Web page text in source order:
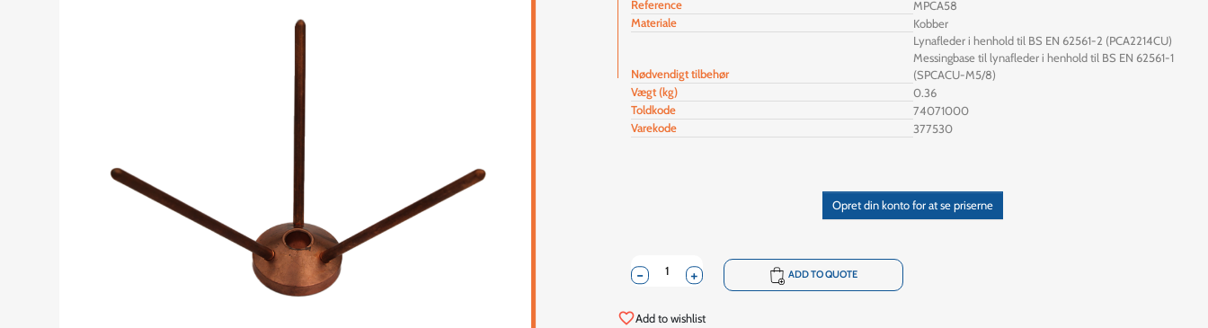
Reference
MPCA58
Materiale
Kobber
Nødvendigt tilbehør
Lynafleder i henhold til BS EN 62561-2 (PCA2214CU)
Messingbase til lynafleder i henhold til BS EN 62561-1
(SPCACU-M5/8)
Vægt (kg)
0.36
Toldkode
74071000
Varekode
377530
Opret din konto for at se priserne
+
- shopping_cart ADD TO QUOTE
favorite_borderAdd to wishlist